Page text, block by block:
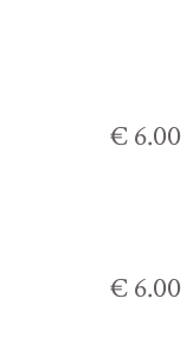
€ 6.00
€ 6.00